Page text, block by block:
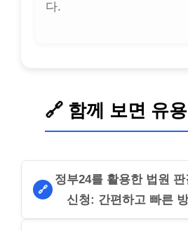
다.
🔗 함께 보면 유
🔗
정부24를 활용한 법원
신청: 간편하고 빠른